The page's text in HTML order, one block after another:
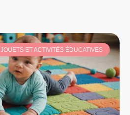
JOUETS ET ACTIVITÉS ÉDUCATIVES